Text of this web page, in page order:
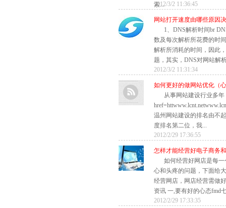
索...
2012/3/2 11:36:45
网站打开速度由哪些原因
1、DNS解析时间br
数及每次解析所花费的时
解析所消耗的时间，因此
题，其实，DNS对网站解
2012/3/2 11:31:34
如何更好的做网站优化（
从事网站建设行业多年
温州网站建设的排名由不
度排名第二位，我...
2012/2/29 17:36:55
怎样才能经营好电子商务
如何经营好网店是每
心和头疼的问题，下面给
经营网店，网店经营需做
资讯 一,要有好的心态fmd
2012/2/29 17:33:35